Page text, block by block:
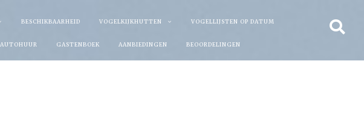
BESCHIKBAARHEID VOGELKIJKHUTTEN VOGELLIJSTEN OP DATUM
AUTOHUUR GASTENBOEK AANBIEDINGEN BEOORDELINGEN